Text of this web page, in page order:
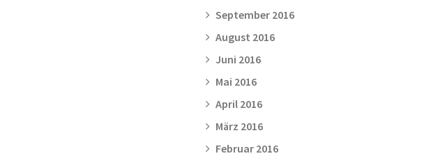
September 2016
August 2016
Juni 2016
Mai 2016
April 2016
März 2016
Februar 2016